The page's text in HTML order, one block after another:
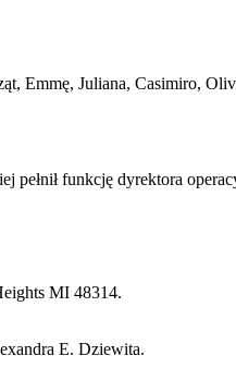
Emmę, Juliana, Casimiro,
funkcję dyrektora
MI 48314.
E. Dziewita.